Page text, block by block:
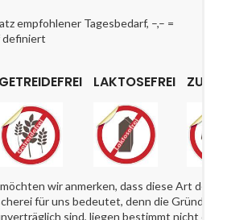
empfohlener Tagesbedarf, –,– =
definiert
GETREIDEFREI LAKTOSEFREI
wir anmerken, dass diese Art der
für uns bedeutet, denn die Gründe,
sind, liegen bestimmt nicht